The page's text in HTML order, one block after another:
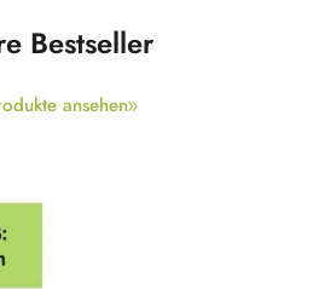
Bestseller
ansehen